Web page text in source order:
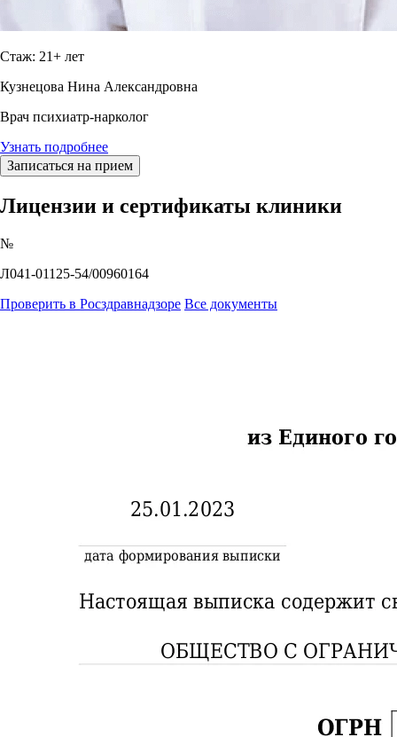
Стаж: 21+ лет
Кузнецова Нина Александровна
Врач психиатр-нарколог
Узнать подробнее
Записаться на прием
Лицензии и сертификаты клиники
№
Л041-01125-54/00960164
Проверить в Росздравнадзоре Все документы